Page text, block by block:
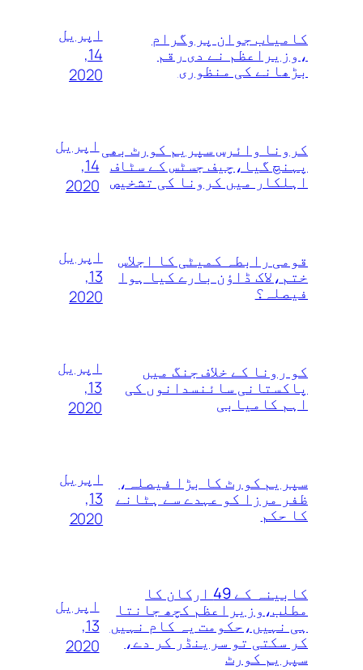
کامیاب جوان پروگرام
،وزیراعظم نے دی رقم
بڑھانے کی منظوری
اپریل
14,
2020
کرونا وائرس سپریم کورٹ بھی
پہنچ گیا،چیف جسٹس کے سٹاف
اہلکار میں کرونا کی تشخیص
اپریل
14,
2020
قومی رابطہ کمیٹی کا اجلاس
ختم،لاک ڈاؤن بارے کیا ہوا
فیصلہ؟
اپریل
13,
2020
کو رونا کے خلاف جنگ میں
پاکستانی سائنسدانوں کی
اہم کامیابی
اپریل
13,
2020
سپریم کورٹ کا بڑا فیصلہ،
ظفر مرزا کو عہدے سے ہٹانے
کا حکم
اپریل
13,
2020
کابینہ کے 49 ارکان کا
مطلب،وزیراعظم کچھ جانتا
ہی نہیں،حکومت یہ کام نہیں
کر سکتی تو سرینڈر کر دے،
سپریم کورٹ
اپریل
13,
2020